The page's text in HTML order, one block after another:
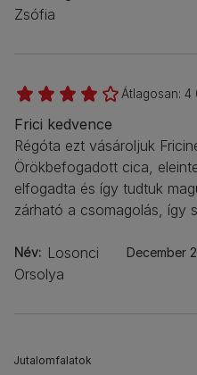
Zsófia
Átlagosan: 4 (
Frici kedvence
Régóta ezt vásároljuk
Örökbefogadott cica,
elfogadta és így tudtuk
zárható a csomagolás, így
Név
Losonci
Orsolya
December
Jutalomfalatok